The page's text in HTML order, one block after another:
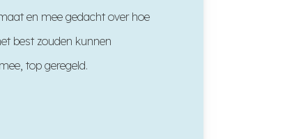
en mee gedacht over hoe
best zouden kunnen
top geregeld.